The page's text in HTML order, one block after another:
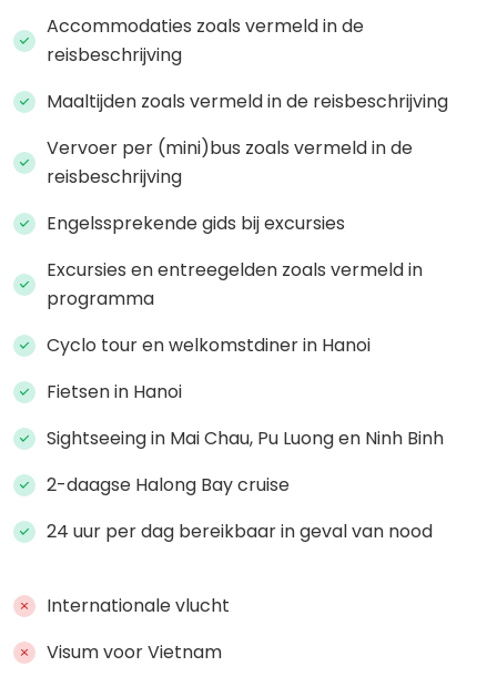
Accommodaties zoals vermeld in de
reisbeschrijving
Maaltijden zoals vermeld in de reisbeschrijving
Vervoer per (mini)bus zoals vermeld in de
reisbeschrijving
Engelssprekende gids bij excursies
Excursies en entreegelden zoals vermeld in
programma
Cyclo tour en welkomstdiner in Hanoi
Fietsen in Hanoi
Sightseeing in Mai Chau, Pu Luong en Ninh Binh
2-daagse Halong Bay cruise
24 uur per dag bereikbaar in geval van nood
Internationale vlucht
Visum voor Vietnam